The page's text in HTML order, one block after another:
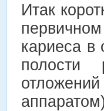
Итак
кариеса в
полости